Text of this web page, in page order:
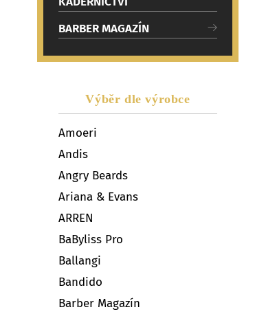
BARBER MAGAZÍN
Výběr dle výrobce
Amoeri
Andis
Angry Beards
Ariana & Evans
ARREN
BaByliss Pro
Ballangi
Bandido
Barber Magazín